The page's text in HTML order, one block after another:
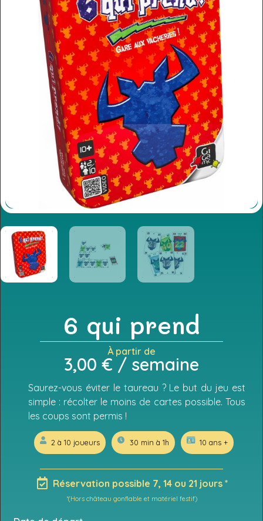
6 qui prend
À partir de
3,00 € / semaine
Saurez-vous éviter le taureau ? Le but du jeu est
simple : récolter le moins de cartes possible. Tous
les coups sont permis !
2 à 10 joueurs 30 min à 1h 10 ans +
Réservation possible 7, 14 ou 21 jours *
*(Hors château gonflable et matériel festif)